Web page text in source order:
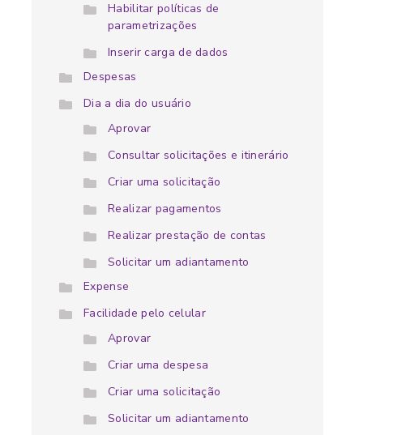
Habilitar políticas de
parametrizações
Inserir carga de dados
Despesas
Dia a dia do usuário
Aprovar
Consultar solicitações e itinerário
Criar uma solicitação
Realizar pagamentos
Realizar prestação de contas
Solicitar um adiantamento
Expense
Facilidade pelo celular
Aprovar
Criar uma despesa
Criar uma solicitação
Solicitar um adiantamento